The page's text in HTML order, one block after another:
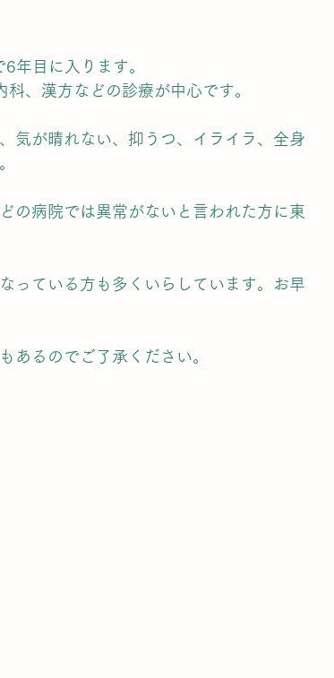
年目に入ります。
、漢方などの診療が中心です。
気が晴れない、抑うつ、イライラ、全身
の病院では異常がないと言われた方に東
っている方も多くいらしています。お早
あるのでご了承ください。